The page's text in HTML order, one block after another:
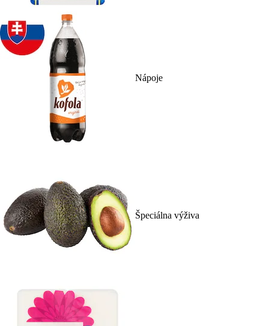
Nápoje
Špeciálna výživa